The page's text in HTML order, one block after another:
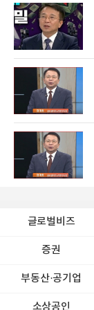
글로벌비즈
증권
부동산·공기업
소상공인